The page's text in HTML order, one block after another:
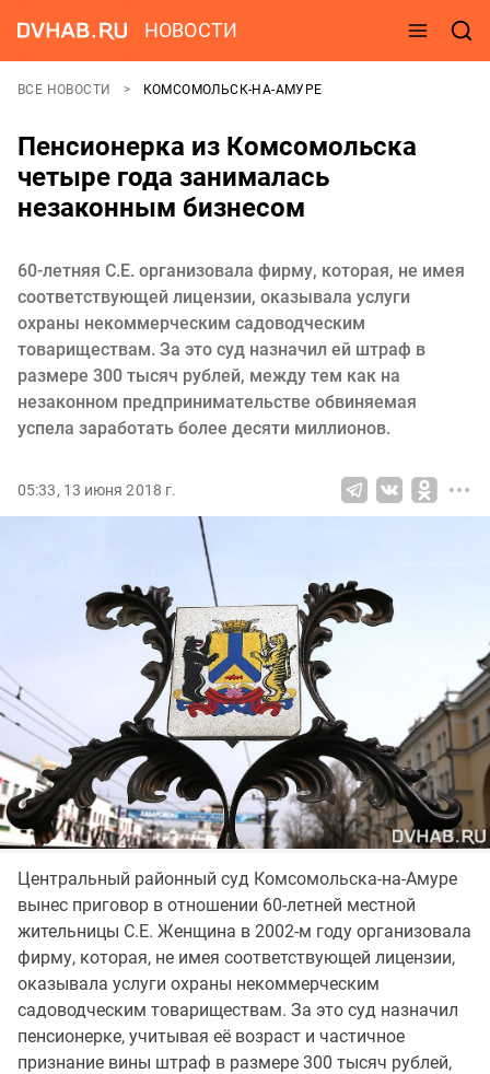
НОВОСТИ
ВСЕ НОВОСТИ КОМСОМОЛЬСК-НА-АМУРЕ
Пенсионерка из Комсомольска
четыре года занималась
незаконным бизнесом
60-летняя С.Е. организовала фирму, которая, не имея
соответствующей лицензии, оказывала услуги
охраны некоммерческим садоводческим
товариществам. За это суд назначил ей штраф в
размере 300 тысяч рублей, между тем как на
незаконном предпринимательстве обвиняемая
успела заработать более десяти миллионов.
05:33, 13 июня 2018 г.
Центральный районный суд Комсомольска-на-Амуре
вынес приговор в отношении 60-летней местной
жительницы С.Е. Женщина в 2002-м году организовала
фирму, которая, не имея соответствующей лицензии,
оказывала услуги охраны некоммерческим
садоводческим товариществам. За это суд назначил
пенсионерке, учитывая её возраст и частичное
признание вины штраф в размере 300 тысяч рублей,